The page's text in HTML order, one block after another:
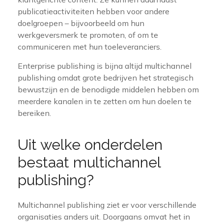
publicatieactiviteiten hebben voor andere
doelgroepen – bijvoorbeeld om hun
werkgeversmerk te promoten, of om te
communiceren met hun toeleveranciers.
Enterprise publishing is bijna altijd multichannel
publishing omdat grote bedrijven het strategisch
bewustzijn en de benodigde middelen hebben om
meerdere kanalen in te zetten om hun doelen te
bereiken.
Uit welke onderdelen
bestaat multichannel
publishing?
Multichannel publishing ziet er voor verschillende
organisaties anders uit. Doorgaans omvat het in